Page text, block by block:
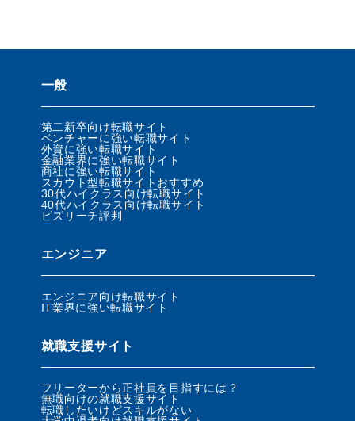
一般
第二新卒向け転職サイト
ベンチャーに強い転職サイト
外資に強い転職サイト
金融業界に強い転職サイト
商社に強い転職サイト
スカウト型転職サイトおすすめ
30代ハイクラス向け転職サイト
40代ハイクラス向け転職サイト
ビズリーチ評判
エンジニア
エンジニア向け転職サイト
IT業界に強い転職サイト
就職支援サイト
フリーターから正社員を目指すには？
無職向けの就職支援サイト
転職したいけどスキルがない